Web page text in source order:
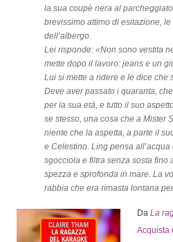
la sua coupè nera al
brevissimo attimo di esitazione,
dell’albergo.
Lei risponde: «Non sono vestita
mette dopo il lavoro: jeans e un
Lui si mette a ridere e le dice che
Deve aver passato i quaranta,
per la sua età, e tutto il suo
se stesso, una cosa che a Mister
niente che la aspetta, a parte il
e Celestino. Ling pensa
sgocciola e filtra senza sosta fino
spezza e sprofonda in mare. La
rabbia che era rimasta lontana
Da La
Acquista